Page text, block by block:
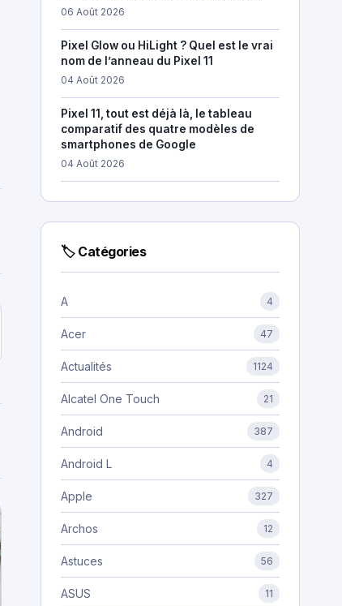
06 Août 2026
Pixel Glow ou HiLight ? Quel est le vrai
nom de l’anneau du Pixel 11
04 Août 2026
Pixel 11, tout est déjà là, le tableau
comparatif des quatre modèles de
smartphones de Google
04 Août 2026
🏷 Catégories
A 4
Acer 47
Actualités 1124
Alcatel One Touch 21
Android 387
Android L 4
Apple 327
Archos 12
Astuces 56
ASUS 11